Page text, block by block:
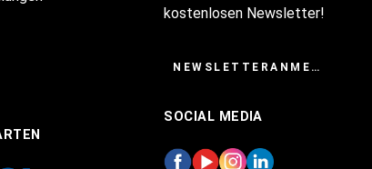
kostenlosen Newsletter!
NEWSLETTERANMELDUNG
SOCIAL MEDIA